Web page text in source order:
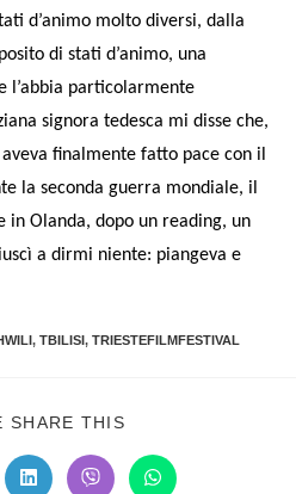
d’animo molto diversi, dalla
di stati d’animo, una
l’abbia particolarmente
signora tedesca mi disse che,
finalmente fatto pace con il
la seconda guerra mondiale, il
Olanda, dopo un reading, un
a dirmi niente: piangeva e
, TBILISI , TRIESTEFILMFESTIVAL
SHARE THIS